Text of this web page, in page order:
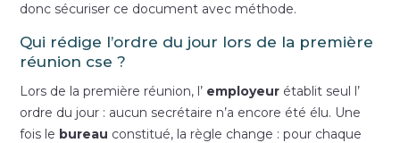
donc sécuriser ce document avec méthode.
Qui rédige l’ordre du jour lors de la première
réunion cse ?
Lors de la première réunion, l’ employeur établit seul l’
ordre du jour : aucun secrétaire n’a encore été élu. Une
fois le bureau constitué, la règle change : pour chaque